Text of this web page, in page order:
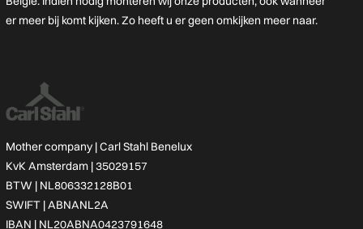
er meer bij komt kijken. Zo heeft u er geen omkijken meer naar.
Mother company |Carl Stahl Benelux
KvK Amsterdam | 35029157
BTW | NL806332128B01
SWIFT | ABNANL2A
IBAN | NL20ABNA0423791648